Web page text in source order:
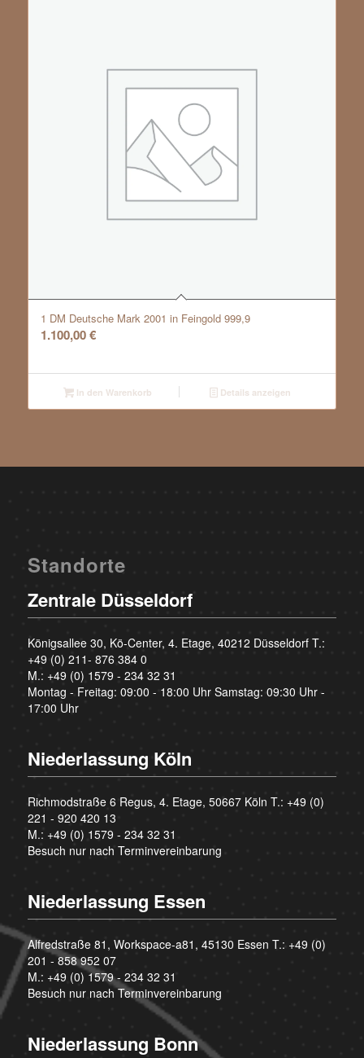
1 DM Deutsche Mark 2001 in Feingold 999,9
1.100,00€
In den Warenkorb Details anzeigen
Standorte
Zentrale Düsseldorf
Königsallee 30, Kö-Center, 4. Etage, 40212 Düsseldorf T.:
+49 (0) 211- 876 384 0
M.: +49 (0) 1579 - 234 32 31
Montag - Freitag: 09:00 - 18:00 Uhr Samstag: 09:30 Uhr -
17:00 Uhr
Niederlassung Köln
Richmodstraße 6 Regus, 4. Etage, 50667 Köln T.: +49 (0)
221 - 920 420 13
M.: +49 (0) 1579 - 234 32 31
Besuch nur nach Terminvereinbarung
Niederlassung Essen
Alfredstraße 81, Workspace-a81, 45130 Essen T.: +49 (0)
201 - 858 952 07
M.: +49 (0) 1579 - 234 32 31
Besuch nur nach Terminvereinbarung
Niederlassung Bonn